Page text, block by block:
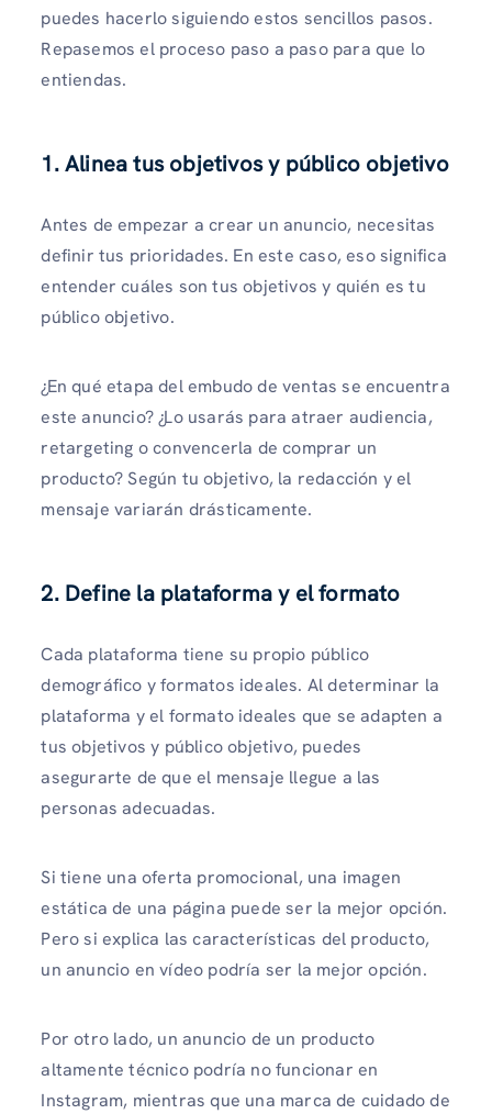
puedes hacerlo siguiendo estos sencillos pasos.
Repasemos el proceso paso a paso para que lo
entiendas.
1. Alinea tus objetivos y público objetivo
Antes de empezar a crear un anuncio, necesitas
definir tus prioridades. En este caso, eso significa
entender cuáles son tus objetivos y quién es tu
público objetivo.
¿En qué etapa del embudo de ventas se encuentra
este anuncio? ¿Lo usarás para atraer audiencia,
retargeting o convencerla de comprar un
producto? Según tu objetivo, la redacción y el
mensaje variarán drásticamente.
2. Define la plataforma y el formato
Cada plataforma tiene su propio público
demográfico y formatos ideales. Al determinar la
plataforma y el formato ideales que se adapten a
tus objetivos y público objetivo, puedes
asegurarte de que el mensaje llegue a las
personas adecuadas.
Si tiene una oferta promocional, una imagen
estática de una página puede ser la mejor opción.
Pero si explica las características del producto,
un anuncio en vídeo podría ser la mejor opción.
Por otro lado, un anuncio de un producto
altamente técnico podría no funcionar en
Instagram, mientras que una marca de cuidado de